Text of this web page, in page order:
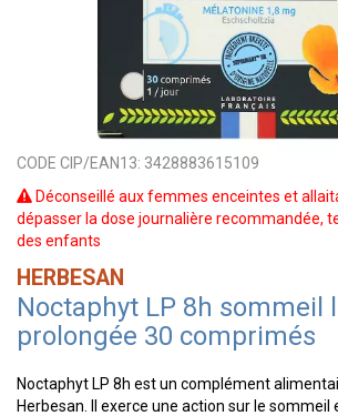
CODE CIP/EAN13: 3428883615109
Déconseillé aux femmes enceintes et
dépasser la dose journalière recommandée,
des enfants
HERBESAN
Noctaphyt LP 8h sommeil
prolongée 30 comprimés
Noctaphyt LP 8h est un complément
Herbesan. Il exerce une action sur le sommeil